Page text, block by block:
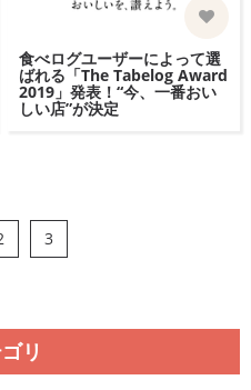
食べログユーザーによって選
ばれる「The Tabelog Award
2019」発表！“今、一番おい
しい店”が決定
3
リ